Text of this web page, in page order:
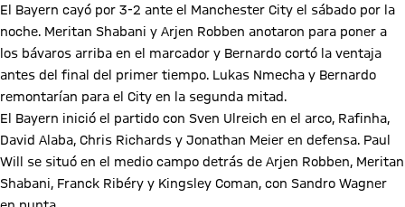
El Bayern cayó por 3-2 ante el Manchester City el sábado por la
noche. Meritan Shabani y Arjen Robben anotaron para poner a
los bávaros arriba en el marcador y Bernardo cortó la ventaja
antes del final del primer tiempo. Lukas Nmecha y Bernardo
remontarían para el City en la segunda mitad.
El Bayern inició el partido con Sven Ulreich en el arco, Rafinha,
David Alaba, Chris Richards y Jonathan Meier en defensa. Paul
Will se situó en el medio campo detrás de Arjen Robben, Meritan
Shabani, Franck Ribéry y Kingsley Coman, con Sandro Wagner